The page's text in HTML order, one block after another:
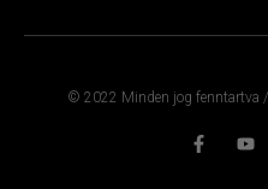
© 2022 Minden jog fenntartva